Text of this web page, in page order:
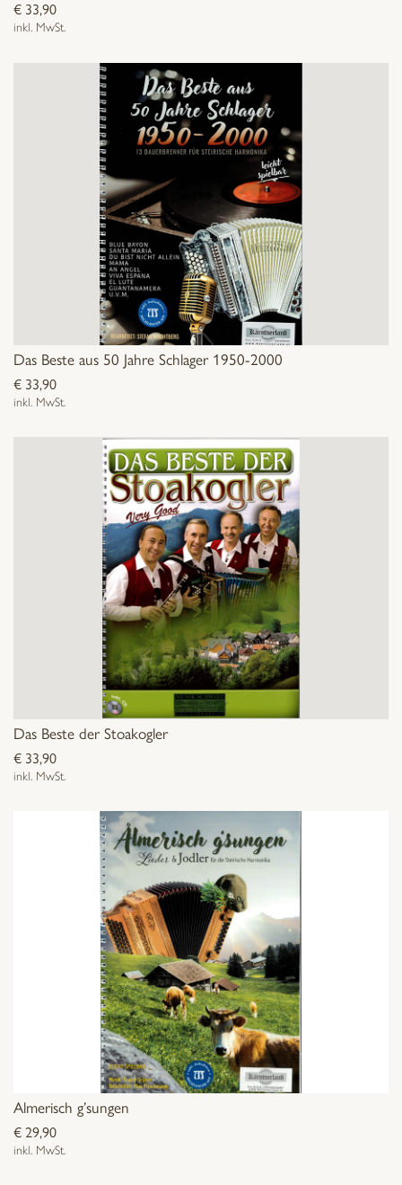
€ 33,90
inkl. MwSt.
Das Beste aus 50 Jahre Schlager 1950-2000
€ 33,90
inkl. MwSt.
Das Beste der Stoakogler
€ 33,90
inkl. MwSt.
Almerisch g’sungen
€ 29,90
inkl. MwSt.